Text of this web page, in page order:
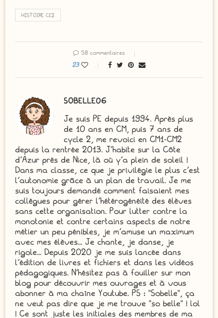
HISTOIRE CE2
58 commentaires
23
SOBELLE06
Je suis PE depuis 1994. Après plus
de 10 ans en CM, puis 7 ans de
cycle 2, me revoici en CM1-CM2
depuis la rentrée 2013. J'habite sur la Côte
d'Azur près de Nice, là où y'a plein de soleil !
Dans ma classe, ce que je privilégie le plus c'est
l'autonomie grâce à un plan de travail. Je me
suis toujours demandé comment faisaient mes
collègues pour gérer l'hétérogénéité des élèves
sans cette organisation. Pour lutter contre la
monotonie et contre certains aspects de notre
métier un peu pénibles, je m'amuse un maximum
avec mes élèves... Je chante, je danse, je
rigole... Depuis 2020 je me suis lancée dans
l'édition de livres et fichiers et dans les vidéos
pédagogiques. N'hésitez pas à fouiller sur mon
blog pour découvrir mes ouvrages et à vous
abonner à ma chaîne Youtube. PS : "Sobelle", ça
ne veut pas dire que je me trouve "so belle" ! lol
! Ce sont juste les initiales des membres de ma